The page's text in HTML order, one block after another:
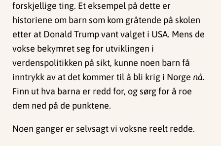
forskjellige ting. Et eksempel på dette er
historiene om barn som kom gråtende på skolen
etter at Donald Trump vant valget i USA. Mens de
vokse bekymret seg for utviklingen i
verdenspolitikken på sikt, kunne noen barn få
inntrykk av at det kommer til å bli krig i Norge nå.
Finn ut hva barna er redd for, og sørg for å roe
dem ned på de punktene.
Noen ganger er selvsagt vi voksne reelt redde.